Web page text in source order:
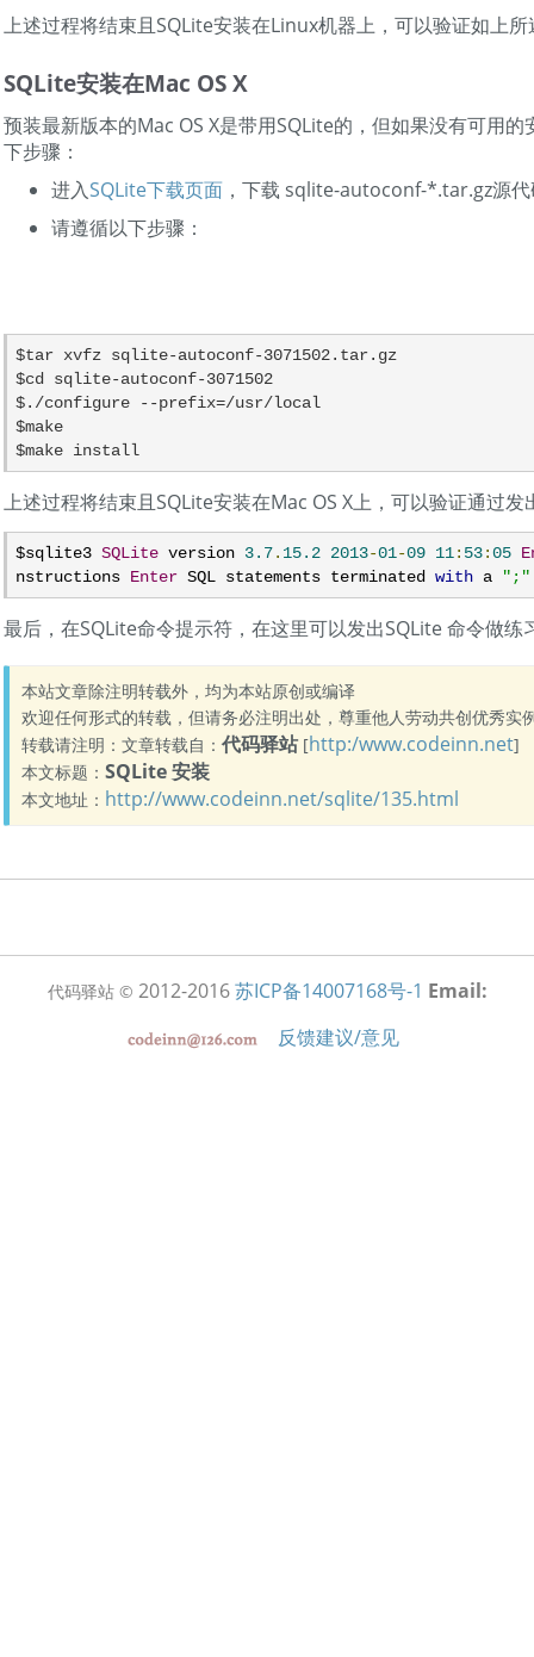
上述过程将结束且SQLite安装在Linux机器上，可以验证如上所
SQLite安装在Mac OS X
预装最新版本的Mac OS X是带用SQLite的，但如果没有可用
下步骤：
进入SQLite下载页面 ，下载 sqlite-autoconf-*.tar.gz源
请遵循以下步骤：
$tar xvfz sqlite-autoconf-3071502.tar.gz
$cd sqlite-autoconf-3071502
$./configure --prefix=/usr/local
$make
上述过程将结束且SQLite安装在Mac OS X上，可以验证通过发
$sqlite3 SQLite version 3.7. 15.2 2013-01-09 11: 53:05
nstructions Enter SQL statements terminated with a ";"
最后，在SQLite命令提示符，在这里可以发出SQLite 命令做练
本站文章除注明转载外，均为本站原创或编译
欢迎任何形式的转载，但请务必注明出处，尊重他人劳动共创优秀实
转载请注明：文章转载自： 代码驿站[http:/www.codeinn.net]
本文标题： SQLite 安装
本文地址： http://www.codeinn.net/sqlite/135.html
代码驿站 © 2012-2016 苏ICP备14007168号-1 Email:
反馈建议/意见